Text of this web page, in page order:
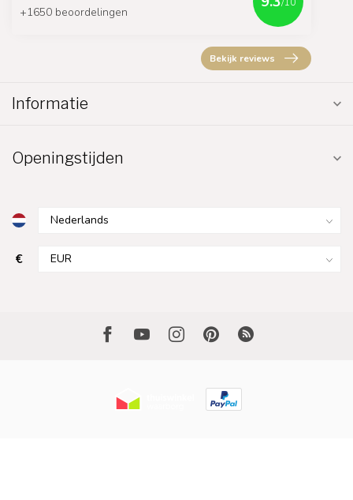
+1650 beoordelingen
Bekijk reviews
Informatie
Openingstijden
€